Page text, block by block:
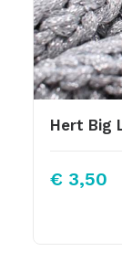
€ 3,50